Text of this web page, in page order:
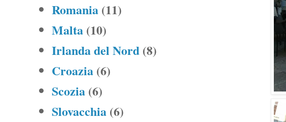
Romania (11)
Malta (10)
Irlanda del Nord (8)
Croazia (6)
Scozia (6)
Slovacchia (6)